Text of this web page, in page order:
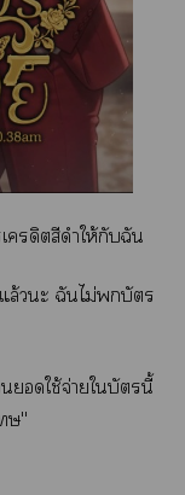
รดิตสีดำให้กับฉัน
ล้วะ ฉันไม่บัตร
ใช้จ่ายใบัตรนี้